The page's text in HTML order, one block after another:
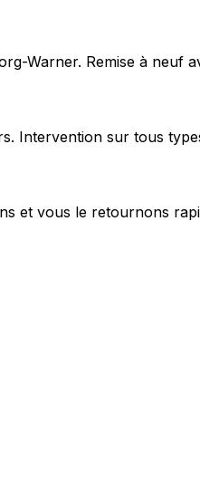
Warner. Remise à neuf
Intervention sur tous
et vous le retournons